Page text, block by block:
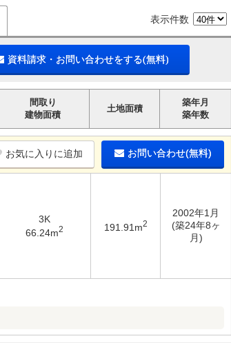
表示件数
資料請求・お問い合わせをする(無料)
間取り
建物面積
土地面積
築年月
築年数
お気に入りに追加 お問い合わせ(無料)
3K
66.24m2 191.91m2
2002年1月
(築24年8ヶ
月)